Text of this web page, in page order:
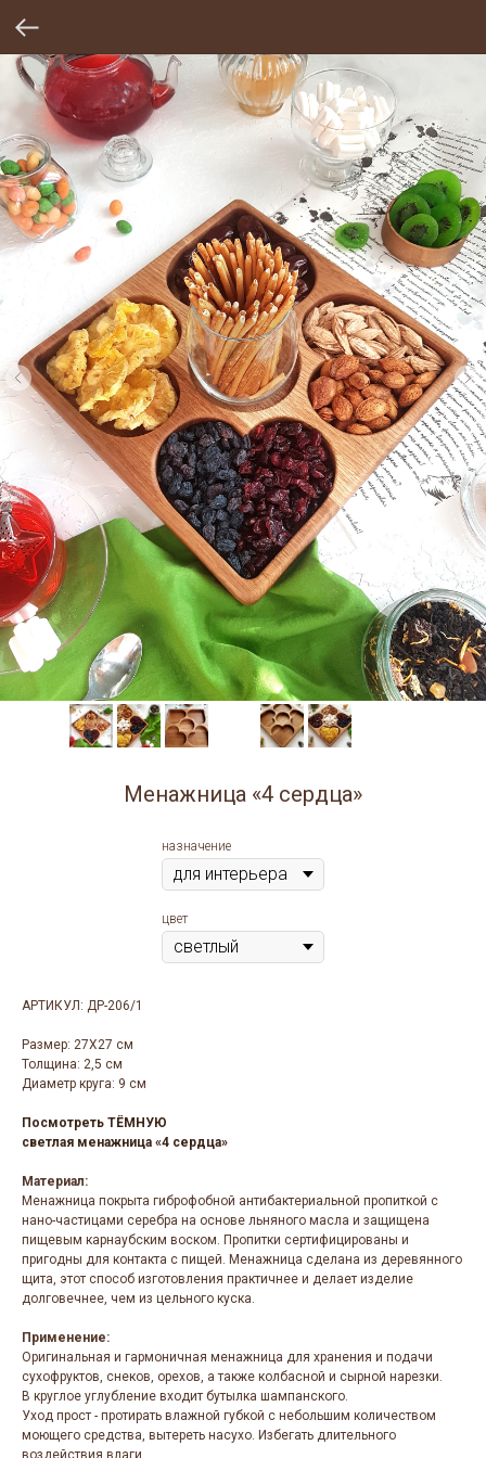
Менажница «4 сердца»
назначение
цвет
АРТИКУЛ: ДР-206/1
Размер: 27Х27 см
Толщина: 2,5 см
Диаметр круга: 9 см
Посмотреть ТЁМНУЮ
светлая менажница «4 сердца»
Материал:
Менажница покрыта гиброфобной антибактериальной пропиткой с
нано-частицами серебра на основе льняного масла и защищена
пищевым карнаубским воском. Пропитки сертифицированы и
пригодны для контакта с пищей. Менажница сделана из деревянного
щита, этот способ изготовления практичнее и делает изделие
долговечнее, чем из цельного куска.
Применение:
Оригинальная и гармоничная менажница для хранения и подачи
сухофруктов, снеков, орехов, а также колбасной и сырной нарезки.
В круглое углубление входит бутылка шампанского.
Уход прост - протирать влажной губкой с небольшим количеством
моющего средства, вытереть насухо. Избегать длительного
воздействия влаги.